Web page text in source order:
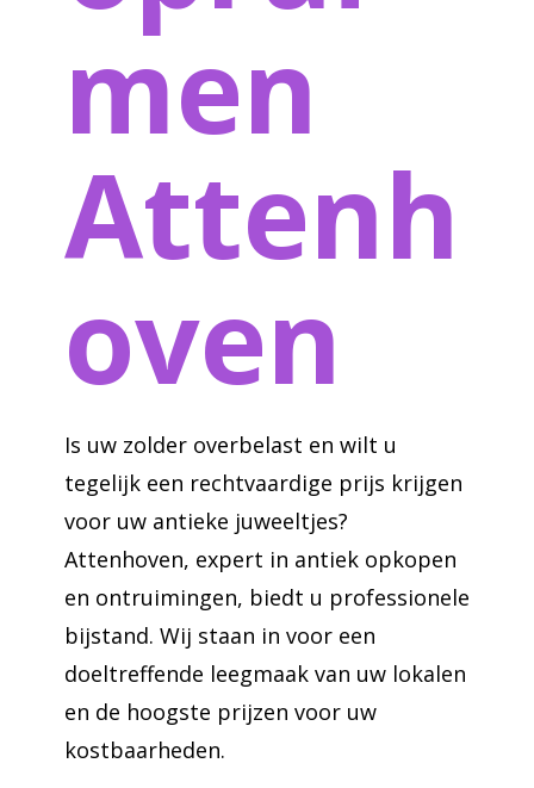
men
Attenh
oven
Is uw zolder overbelast en wilt u
tegelijk een rechtvaardige prijs krijgen
voor uw antieke juweeltjes?
Attenhoven, expert in antiek opkopen
en ontruimingen, biedt u professionele
bijstand. Wij staan in voor een
doeltreffende leegmaak van uw lokalen
en de hoogste prijzen voor uw
kostbaarheden.